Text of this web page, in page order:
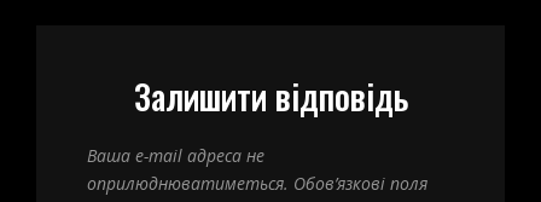
Залишити відповідь
Ваша e-mail адреса не
оприлюднюватиметься. Обов’язкові поля